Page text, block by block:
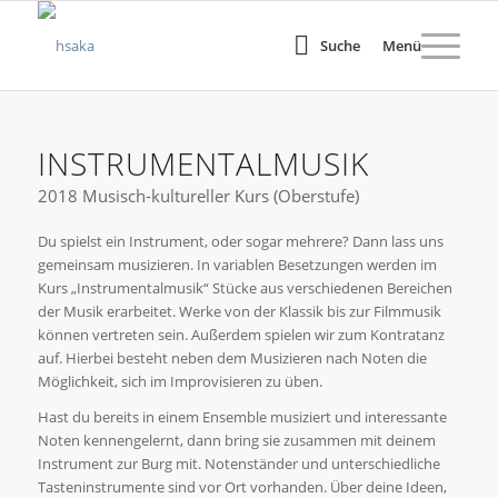
Suche Menü
INSTRUMENTALMUSIK
2018 Musisch-kultureller Kurs (Oberstufe)
Du spielst ein Instrument, oder sogar mehrere? Dann lass uns
gemeinsam musizieren. In variablen Besetzungen werden im
Kurs „Instrumentalmusik“ Stücke aus verschiedenen Bereichen
der Musik erarbeitet. Werke von der Klassik bis zur Filmmusik
können vertreten sein. Außerdem spielen wir zum Kontratanz
auf. Hierbei besteht neben dem Musizieren nach Noten die
Möglichkeit, sich im Improvisieren zu üben.
Hast du bereits in einem Ensemble musiziert und interessante
Noten kennengelernt, dann bring sie zusammen mit deinem
Instrument zur Burg mit. Notenständer und unterschiedliche
Tasteninstrumente sind vor Ort vorhanden. Über deine Ideen,